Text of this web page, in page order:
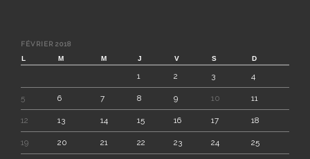
FÉVRIER 2018
L
M M J V S D
1 2 3 4
5 6 7 8 9 10 11
12 13 14 15 16 17 18
19 20 21 22 23 24 25